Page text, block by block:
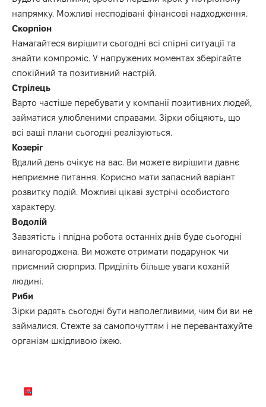
напрямку. Можливі несподівані фінансові надходження.
Скорпіон
Намагайтеся вирішити сьогодні всі спірні ситуації та
знайти компроміс. У напружених моментах зберігайте
спокійний та позитивний настрій.
Стрілець
Варто частіше перебувати у компанії позитивних людей,
займатися улюбленими справами. Зірки обіцяють, що
всі ваші плани сьогодні реалізуються.
Козеріг
Вдалий день очікує на вас. Ви можете вирішити давнє
неприємне питання. Корисно мати запасний варіант
розвитку подій. Можливі цікаві зустрічі особистого
характеру.
Водолій
Завзятість і плідна робота останніх днів буде сьогодні
винагороджена. Ви можете отримати подарунок чи
приємний сюрприз. Приділіть більше уваги коханій
людині.
Риби
Зірки радять сьогодні бути наполегливими, чим би ви не
займалися. Стежте за самопочуттям і не перевантажуйте
організм шкідливою їжею.